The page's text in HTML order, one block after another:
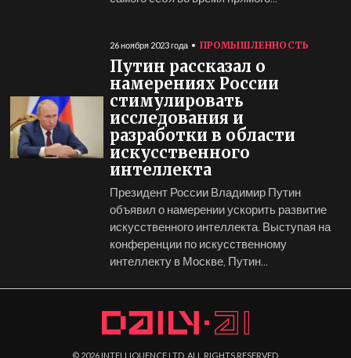
26 ноября 2023 года ПРОМЫШЛЕННОСТЬ
Путин рассказал о
намерениях России
стимулировать
исследования и
разработки в области
искусственного
интеллекта
Президент России Владимир Путин
объявил о намерении ускорить развитие
искусственного интеллекта. Выступая на
конференции по искусственному
интеллекту в Москве, Путин...
© 2026 INTELLIQUENCE LTD. ALL RIGHTS RESERVED